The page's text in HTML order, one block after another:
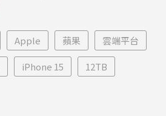
Apple 蘋果 雲端平台
iPhone 15 12TB